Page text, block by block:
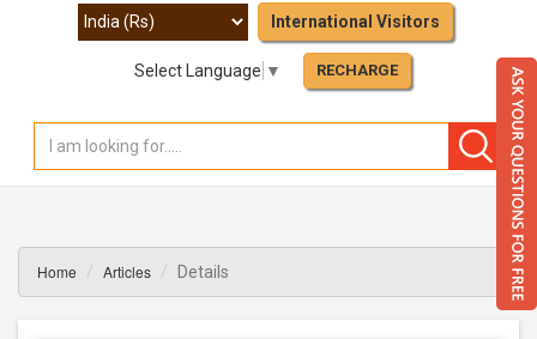
International Visitors
Select Language ▼ RECHARGE
Home Articles Details